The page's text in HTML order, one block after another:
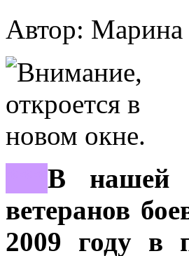
Автор:
В нашей
ветеранов
2009 году в